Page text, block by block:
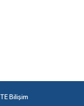
TE Bilişim